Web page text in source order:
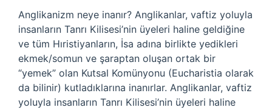
Anglikanizm neye inanır? Anglikanlar, vaftiz yoluyla
insanların Tanrı Kilisesi’nin üyeleri haline geldiğine
ve tüm Hıristiyanların, İsa adına birlikte yedikleri
ekmek/somun ve şaraptan oluşan ortak bir
“yemek” olan Kutsal Komünyonu (Eucharistia olarak
da bilinir) kutladıklarına inanırlar. Anglikanlar, vaftiz
yoluyla insanların Tanrı Kilisesi’nin üyeleri haline